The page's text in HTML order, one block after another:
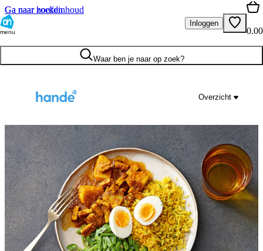
Ga naar hoofdinhoud
Ga naar zoeken
menu
Inloggen
0.00
Waar ben je naar op zoek?
Overzicht